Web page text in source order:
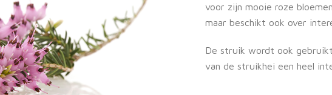
voor zijn mooie roze
maar beschikt ook over
De struik wordt ook
van de struikhei een heel